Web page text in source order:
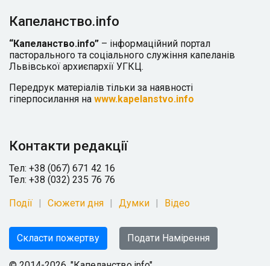
Капеланство.info
“Капеланство.info” – інформаційний портал
пасторального та соціального служіння капеланів
Львівської архиєпархії УГКЦ.
Передрук матеріалів тільки за наявності
гіперпосилання на www.kapelanstvo.info
Контакти редакції
Тел: +38 (067) 671 42 16
Тел: +38 (032) 235 76 76
Події Сюжети дня Думки Відео
Скласти пожертву Подати Намірення